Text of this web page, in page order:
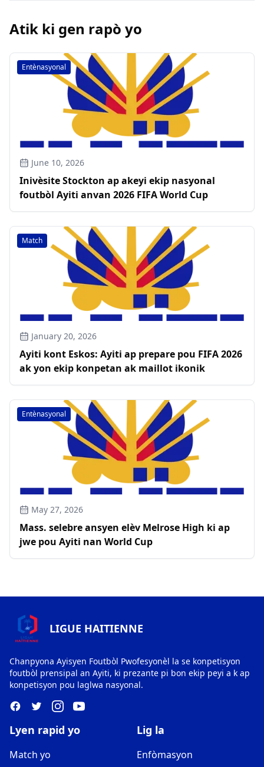
Atik ki gen rapò yo
Entènasyonal
June 10, 2026
Inivèsite Stockton ap akeyi ekip nasyonal
foutbòl Ayiti anvan 2026 FIFA World Cup
Match
January 20, 2026
Ayiti kont Eskos: Ayiti ap prepare pou FIFA 2026
ak yon ekip konpetan ak maillot ikonik
Entènasyonal
May 27, 2026
Mass. selebre ansyen elèv Melrose High ki ap
jwe pou Ayiti nan World Cup
LIGUE HAITIENNE
Chanpyona Ayisyen Foutbòl Pwofesyonèl la se konpetisyon
foutbòl prensipal an Ayiti, ki prezante pi bon ekip peyi a k ap
konpetisyon pou laglwa nasyonal.
Lyen rapid yo
Match yo
Lig la
Enfòmasyon